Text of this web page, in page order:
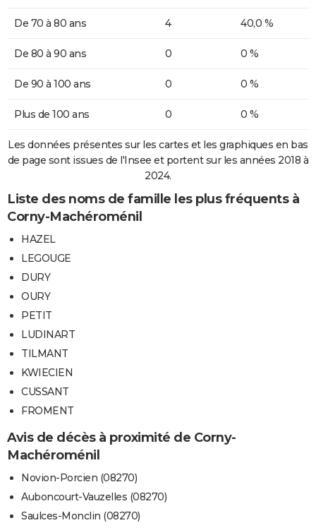
De 70 à 80 ans 4 40,0 %
De 80 à 90 ans 0 0 %
De 90 à 100 ans 0 0 %
Plus de 100 ans 0 0 %
Les données présentes sur les cartes et les graphiques en bas
de page sont issues de l'Insee et portent sur les années 2018 à
2024.
Liste des noms de famille les plus fréquents à
Corny-Machéroménil
HAZEL
LEGOUGE
DURY
OURY
PETIT
LUDINART
TILMANT
KWIECIEN
CUSSANT
FROMENT
Avis de décès à proximité de Corny-
Machéroménil
Novion-Porcien (08270)
Auboncourt-Vauzelles (08270)
Saulces-Monclin (08270)